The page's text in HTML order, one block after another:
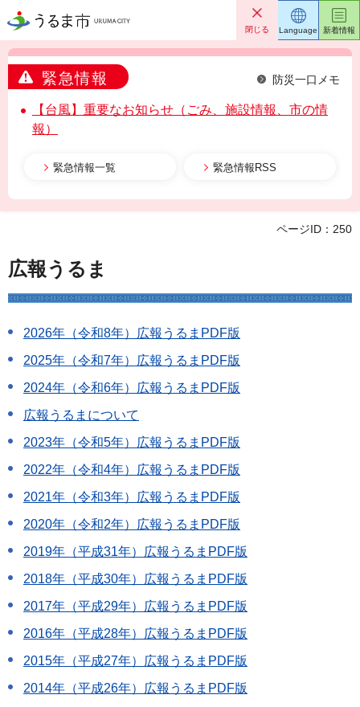
うるま市 閉じる
緊急情報 防災一口メモ
【台風】重要なお知らせ（ごみ、施設情報、市の情
報）
緊急情報一覧 緊急情報RSS
Language 新着情報
ページID：250
広報うるま
2026年（令和8年）広報うるまPDF版
2025年（令和7年）広報うるまPDF版
2024年（令和6年）広報うるまPDF版
広報うるまについて
2023年（令和5年）広報うるまPDF版
2022年（令和4年）広報うるまPDF版
2021年（令和3年）広報うるまPDF版
2020年（令和2年）広報うるまPDF版
2019年（平成31年）広報うるまPDF版
2018年（平成30年）広報うるまPDF版
2017年（平成29年）広報うるまPDF版
2016年（平成28年）広報うるまPDF版
2015年（平成27年）広報うるまPDF版
2014年（平成26年）広報うるまPDF版